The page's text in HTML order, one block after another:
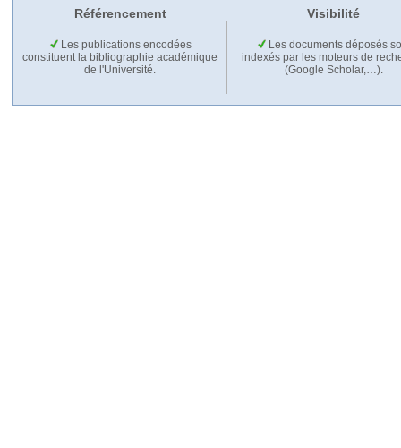
Référencement Visibilité
Les publications encodées
constituent la bibliographie académique
de l'Université.
Les documents déposés
indexés par les moteurs de
(Google Scholar,…).